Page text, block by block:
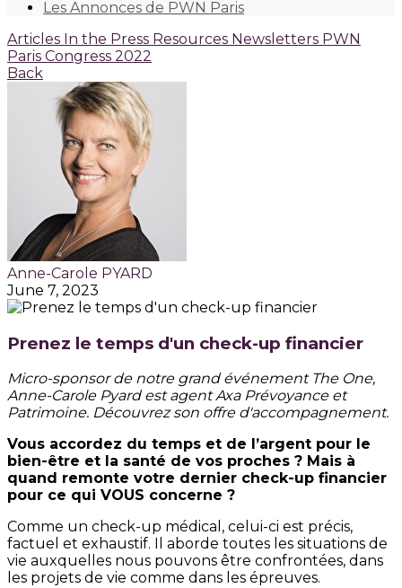
Les Annonces de PWN Paris
Articles In the Press Resources Newsletters PWN
Paris Congress 2022
Back
Anne-Carole PYARD
June 7, 2023
Prenez le temps d'un check-up financier
Micro-sponsor de notre grand événement The One,
Anne-Carole Pyard est agent Axa Prévoyance et
Patrimoine. Découvrez son offre d'accompagnement.
Vous accordez du temps et de l’argent pour le
bien-être et la santé de vos proches ? Mais à
quand remonte votre dernier check-up financier
pour ce qui VOUS concerne ?
Comme un check-up médical, celui-ci est précis,
factuel et exhaustif. Il aborde toutes les situations de
vie auxquelles nous pouvons être confrontées, dans
les projets de vie comme dans les épreuves.